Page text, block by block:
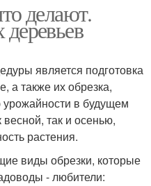
делают.
является подготовка
а также их обрезка,
в будущем
так и осенью,
растения.
виды обрезки, которые
- любители: